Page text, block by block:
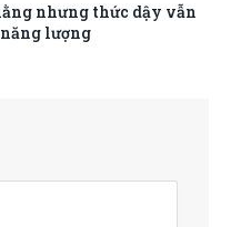
nhưng thức dậy vẫn
lượng